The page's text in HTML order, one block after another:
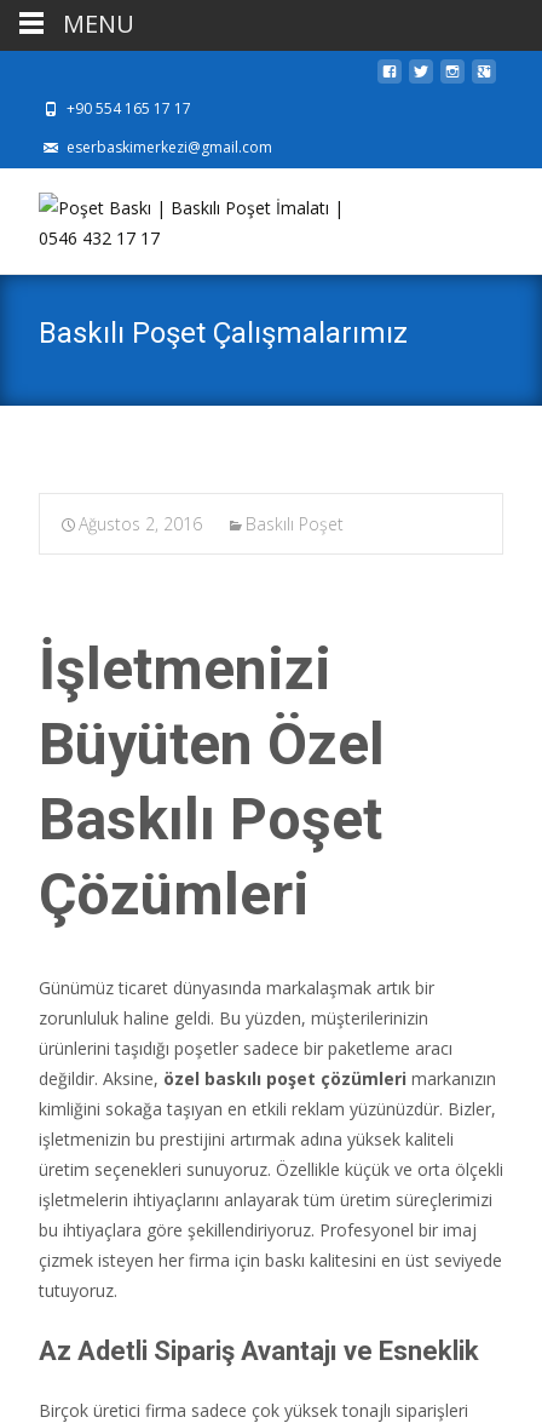
+90 554 165 17 17
eserbaskimerkezi@gmail.com
Baskılı Poşet Çalışmalarımız
Ağustos 2, 2016 Baskılı Poşet
İşletmenizi
Büyüten Özel
Baskılı Poşet
Çözümleri
Günümüz ticaret dünyasında markalaşmak artık bir
zorunluluk haline geldi. Bu yüzden, müşterilerinizin
ürünlerini taşıdığı poşetler sadece bir paketleme aracı
değildir. Aksine, özel baskılı poşet çözümleri markanızın
kimliğini sokağa taşıyan en etkili reklam yüzünüzdür. Bizler,
işletmenizin bu prestijini artırmak adına yüksek kaliteli
üretim seçenekleri sunuyoruz. Özellikle küçük ve orta ölçekli
işletmelerin ihtiyaçlarını anlayarak tüm üretim süreçlerimizi
bu ihtiyaçlara göre şekillendiriyoruz. Profesyonel bir imaj
çizmek isteyen her firma için baskı kalitesini en üst seviyede
tutuyoruz.
Az Adetli Sipariş Avantajı ve Esneklik
Birçok üretici firma sadece çok yüksek tonajlı siparişleri
MENU